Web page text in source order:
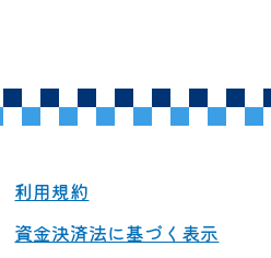
利用規約
資金決済法に基づく表示